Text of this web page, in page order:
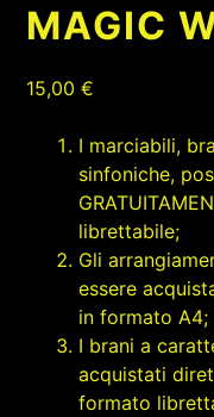
MAGIC
15,00€
I marciabili,
sinfoniche,
librettabile;
Gli
essere
in formato A4;
I brani a
acquistati
formato